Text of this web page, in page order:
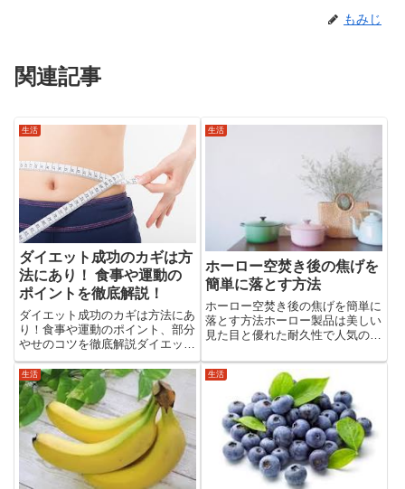
もみじ
関連記事
生活
ダイエット成功のカギは方
法にあり！ 食事や運動の
ポイントを徹底解説！
ダイエット成功のカギは方法にあ
り！食事や運動のポイント、部分
やせのコツを徹底解説ダイエット
には体型維持や健康促進など様々
な目的があり、方法も多岐にわた
ります。そのため、どの方法が自
分に合っているのかわからないこ
とがよくあります。この記事で
は...
生活
ホーロー空焚き後の焦げを
簡単に落とす方法
ホーロー空焚き後の焦げを簡単に
落とす方法ホーロー製品は美しい
見た目と優れた耐久性で人気の調
と焦げ付きや変色が起こりやす
く、扱いに注意が必要です。この
記事では、ホーロー空焚き後の焦
げを簡単に落とす方法から、長持
ち...
生活 生活